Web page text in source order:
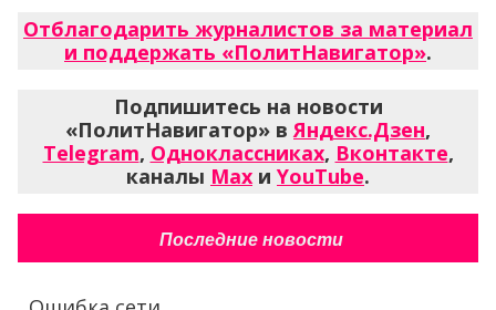
Отблагодарить журналистов за материал
и поддержать «ПолитНавигатор».
Подпишитесь на новости
«ПолитНавигатор» вЯндекс.Дзен,
Telegram, Одноклассниках, Вконтакте,
каналы Max и YouTube.
Последние новости